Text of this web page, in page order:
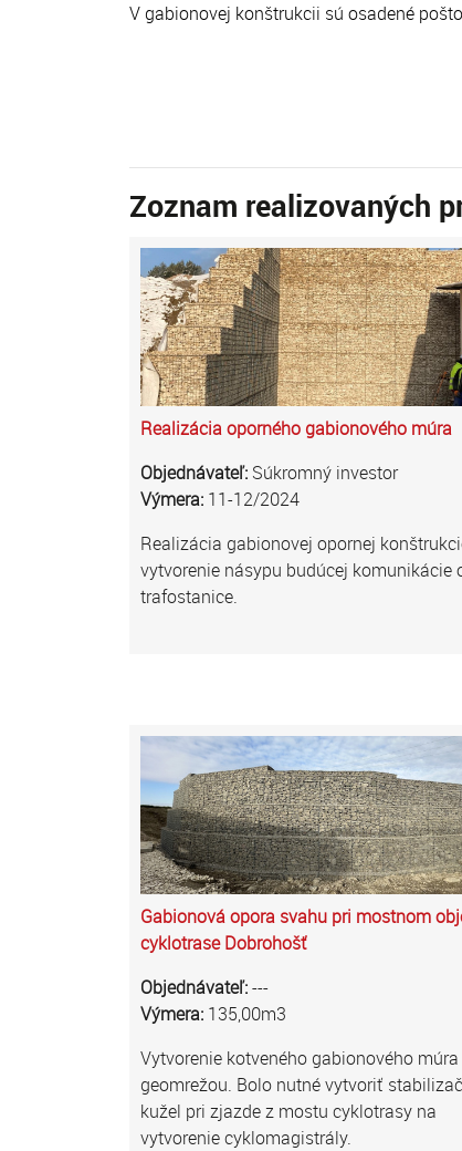
V gabionovej konštrukcii sú osadené
Zoznam realizovaných
Realizácia oporného gabionového múra
Objednávateľ: Súkromný investor
Výmera: 11-12/2024
Realizácia gabionovej opornej
vytvorenie násypu budúcej komunikácie
trafostanice.
Gabionová opora svahu pri mostnom
cyklotrase Dobrohošť
Objednávateľ:---
Výmera: 135,00m3
Vytvorenie kotveného gabionového múra
geomrežou. Bolo nutné vytvoriť
kužel pri zjazde z mostu cyklotrasy na
vytvorenie cyklomagistrály.